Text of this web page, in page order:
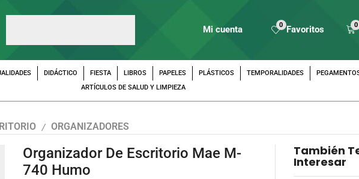
Mi cuenta 0 Favoritos 0
DIDÁCTICO FIESTA LIBROS PAPELES PLÁSTICOS TEMPORALIDADES
ARTÍCULOS DE SALUD Y LIMPIEZA
/ ORGANIZADORES
Organizador De Escritorio Mae M-
740 Humo
También
Interesar